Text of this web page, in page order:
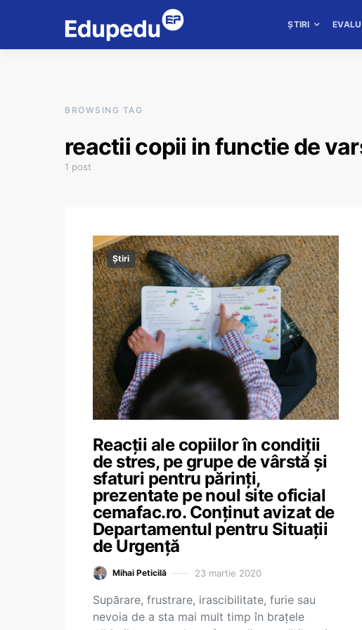
ȘTIRI
BROWSING TAG
reactii copii in functie de
1 post
Știri
Reacții ale copiilor în condiții
de stres, pe grupe de vârstă și
sfaturi pentru părinți,
prezentate pe noul site oficial
cemafac.ro. Conținut avizat de
Departamentul pentru Situații
de Urgență
Mihai Peticilă 23 martie 2020
Supărare, frustrare, irascibilitate, furie sau
nevoia de a sta mai mult timp în brațele